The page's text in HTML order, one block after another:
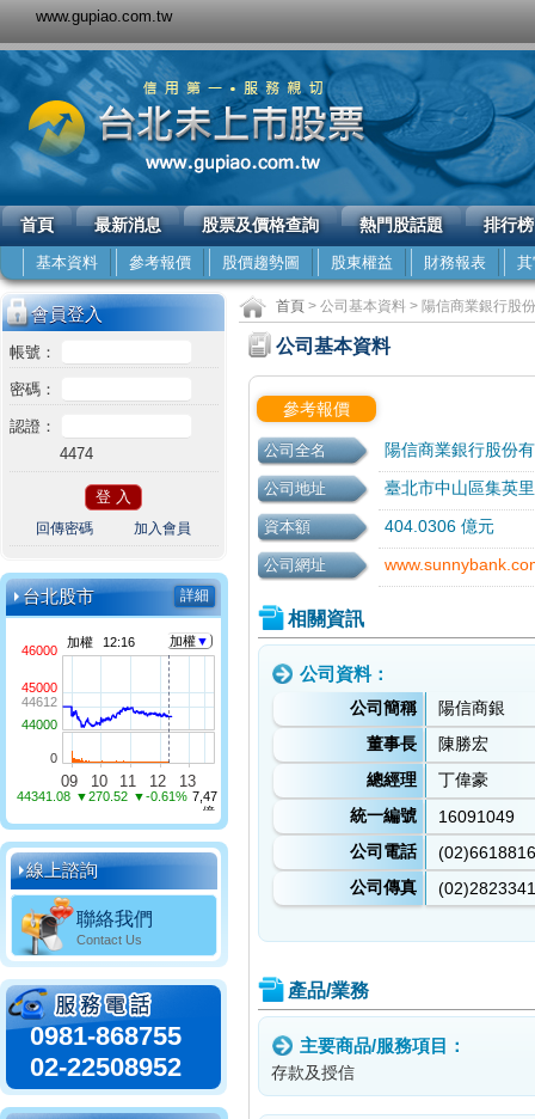
www.gupiao.com.tw
首頁 最新消息 股票及價格查詢 熱門股話題 排行榜
基本資料 參考報價 股價趨勢圖 股東權益 財務報表
會員登入
帳號：
密碼：
認證：
4474
回傳密碼 加入會員
台北股市 詳細
線上諮詢
聯絡我們
Contact Us
0981-868755
02-22508952
首頁> 公司基本資料 > 陽信商業銀行股
公司基本資料
參考報價
公司全名 陽信商業銀行股份
公司地址 臺北市中山區集英
資本額 404.0306 億元
公司網址
相關資訊
公司資料：
公司簡稱
陽信商銀
董事長
陳勝宏
總經理
丁偉豪
統一編號
16091049
公司電話
公司傳真
產品/業務
主要商品/服務項目：
存款及授信